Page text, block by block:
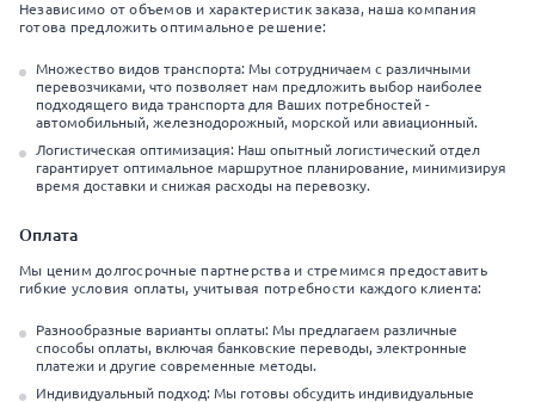
Независимо от объемов и характеристик заказа, наша компания
готова предложить оптимальное решение:
Множество видов транспорта: Мы сотрудничаем с различными
перевозчиками, что позволяет нам предложить выбор наиболее
подходящего вида транспорта для Ваших потребностей -
автомобильный, железнодорожный, морской или авиационный.
Логистическая оптимизация: Наш опытный логистический отдел
гарантирует оптимальное маршрутное планирование, минимизируя
время доставки и снижая расходы на перевозку.
Оплата
Мы ценим долгосрочные партнерства и стремимся предоставить
гибкие условия оплаты, учитывая потребности каждого клиента:
Разнообразные варианты оплаты: Мы предлагаем различные
способы оплаты, включая банковские переводы, электронные
платежи и другие современные методы.
Индивидуальный подход: Мы готовы обсудить индивидуальные